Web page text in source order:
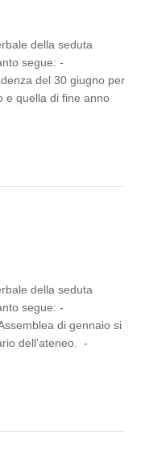
della seduta
segue: -
del 30 giugno per
e quella di fine anno
della seduta
segue: -
di gennaio si
dell’ateneo. -